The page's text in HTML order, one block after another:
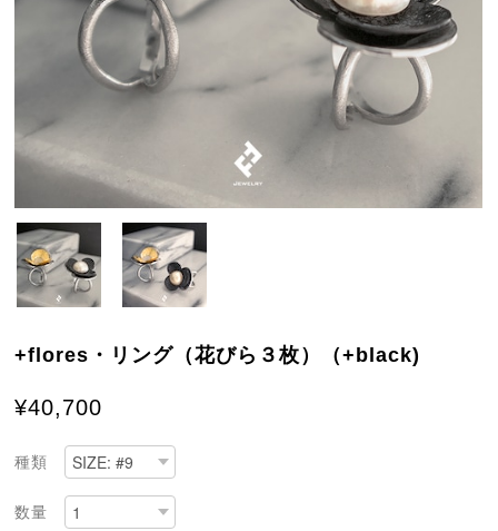
+flores・リング（花びら３枚）（+black)
¥40,700
種類
数量